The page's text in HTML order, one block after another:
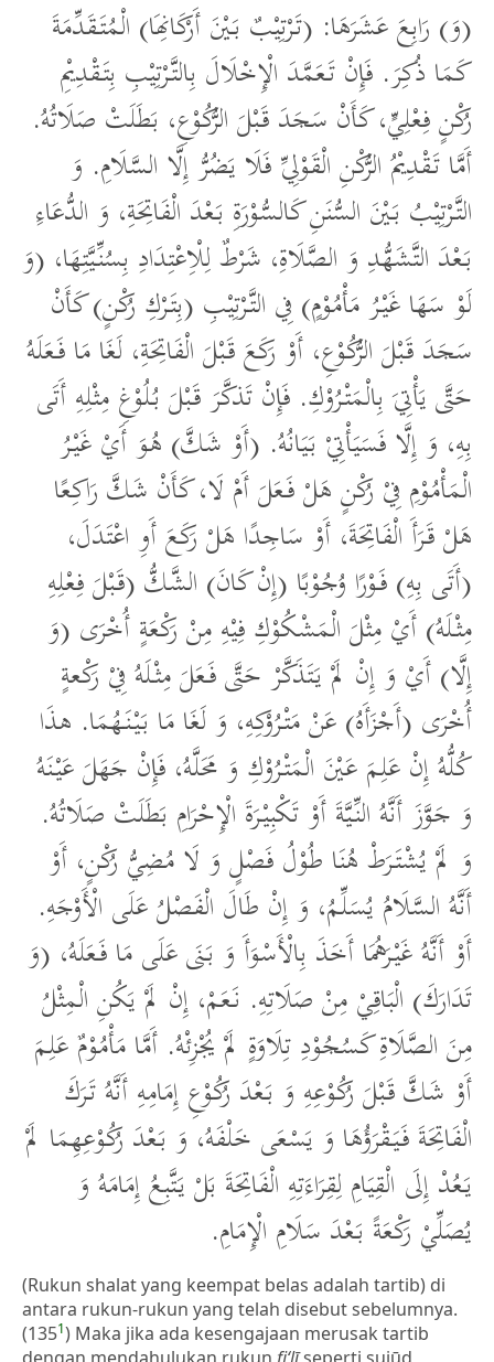
(وَ) رَابِعَ عَشَرَهَا: (تَرْتِيْبٌ بَيْنَ أَرْكَانِهَا) الْمُتَقَدِّمَةَ
كَمَا ذُكِرَ. فَإِنْ تَعَمَّدَ الْإِخْلَالَ بِالتَّرْتِيْبِ بِتَقْدِيْمِ
رُكْنٍ فِعْلِيٍّ، كَأَنْ سَجَدَ قَبْلَ الرُّكُوْعِ، بَطَلَتْ صَلَاتُهُ.
أَمَّا تَقْدِيْمُ الرُّكْنِ الْقَوْلِيِّ فَلَا يَضُرُّ إِلَّا السَّلَامِ. وَ
التَّرْتِيْبُ بَيْنَ السُّنَنِ كَالسُّوْرَةِ بَعْدَ الْفَاتِحَةِ، وَ الدُّعَاءِ
بَعْدَ التَّشَهُّدِ وَ الصَّلَاةِ، شَرْطٌ لِلْاِعْتِدَادِ بِسُنِّيَّتِهَا، (وَ
لَوْ سَهَا غَيْرُ مَأْمُوْمٍ) فِي التَّرْتِيْبِ (بِتَرْكِ رُكْنٍ) كَأَنْ
سَجَدَ قَبْلَ الرُّكُوْعِ، أَوْ رَكَعَ قَبْلَ الْفَاتِحَةِ، لَغَا مَا فَعَلَهُ
حَتَّى يَأْتِيَ بِالْمَتْرُوْكِ. فَإِنْ تَذكَّرَ قَبْلَ بُلُوْغِ مِثْلِهِ أَتَى
بِهِ، وَ إِلَّا فَسَيَأْتِيْ بَيَانُهُ. (أَوْ شَكَّ) هُوَ أَيْ غَيْرُ
الْمَأْمُوْمِ فِيْ رُكْنٍ هَلْ فَعَلَ أَمْ لَا، كَأَنْ شَكَّ رَاكِعًا
هَلْ قَرَأَ الْفَاتِحَةَ، أَوْ سَاجِدًا هَلْ رَكَعَ أَوِ اعْتَدَلَ،
(أَتَى بِهِ) فَوْرًا وُجُوْبًا (إِنْ كَانَ) الشَّكُّ (قَبْلَ فِعْلِهِ
مِثْلَهُ) أَيْ مِثْلَ الْمَشْكُوْكِ فِيْهِ مِنْ رَكْعَةٍ أُخْرَى (وَ
إِلَّا) أَيْ وَ إِنْ لَمْ يَتَذَكَّرْ حَتَّى فَعَلَ مِثْلَهُ فِيْ رَكْعةٍ
أُخْرَى (أَجْزَأَهُ) عَنْ مَتْرُوْكِهِ، وَ لَغَا مَا بَيْنَهُمَا. هذَا
كُلُّهُ إِنْ عَلِمَ عَيْنَ الْمَتْرُوْكِ وَ مَحَلَّهُ، فَإِنْ جَهَلَ عَيْنَهُ
وَ جَوَّزَ أَنَّهُ النِّيَّةَ أَوْ تَكْبِيْرَةَ الْإِحْرَامِ بَطَلَتْ صَلَاتُهُ.
وَ لَمْ يُشْتَرَطْ هُنَا طُوْلُ فَصْلٍ وَ لَا مُضِيُّ رُكْنٍ، أَوْ
أَنَّهُ السَّلَامُ يُسَلِّمُ، وَ إِنْ طَالَ الْفَصْلُ عَلَى الْأَوْجَهِ.
أَوْ أَنَّهُ غَيْرَهُمَا أَخَذَ بِالْأَسْوَأَ وَ بَنَى عَلَى مَا فَعَلَهُ، (وَ
تَدَارَكَ) الْبَاقِيْ مِنْ صَلَاتِهِ. نَعَمْ، إِنْ لَمْ يَكُنِ الْمِثْلُ
مِنَ الصَّلَاةِ كَسُجُوْدِ تِلَاوَةٍ لَمْ يُجْزِئْهُ. أَمَّا مَأْمُوْمٌ عَلِمَ
أَوْ شَكَّ قَبْلَ رُكُوْعِهِ وَ بَعْدَ رُكُوْعِ إِمَامِهِ أَنَّهُ تَرَكَ
الْفَاتِحَةَ فَيَقْرَؤُهَا وَ يَسْعَى خَلْفَهُ، وَ بَعْدَ رُكُوْعِهِمَا لَمْ
يَعُدْ إِلَى الْقِيَامِ لِقِرَاءَتِهِ الْفَاتِحَةَ بَلْ يَتَّبِعُ إِمَامَهُ وَ
يُصَلِّيْ رَكْعَةً بَعْدَ سَلَامِ الْإِمَامِ.
(Rukun shalat yang keempat belas adalah tartib) di
antara rukun-rukun yang telah disebut sebelumnya.
(1351) Maka jika ada kesengajaan merusak tartib